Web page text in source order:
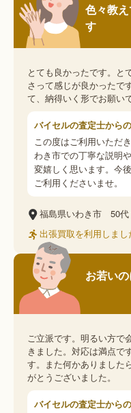
色々教
す
とても良かったです。と
さって感じが良かったで
て、納得いく形でお願い
バイセルの査定士から
この度はご利用いただ
わき市での丁寧な説明
変嬉しく思います。今
ご利用くださいませ。
福島県いわき市 50代
出張買取を利用しまし
お若い
ご立派です。明るい方で
きました。対応は満点で
す。また何かありまし
がとうございました。
バイセルの査定士から